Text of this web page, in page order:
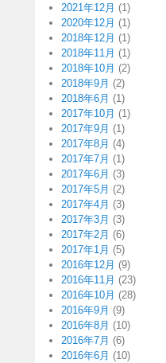
2021年12月 (1)
2020年12月 (1)
2018年12月 (1)
2018年11月 (1)
2018年10月 (2)
2018年9月 (2)
2018年6月 (1)
2017年10月 (1)
2017年9月 (1)
2017年8月 (4)
2017年7月 (1)
2017年6月 (3)
2017年5月 (2)
2017年4月 (3)
2017年3月 (3)
2017年2月 (6)
2017年1月 (5)
2016年12月 (9)
2016年11月 (23)
2016年10月 (28)
2016年9月 (9)
2016年8月 (10)
2016年7月 (6)
2016年6月 (10)